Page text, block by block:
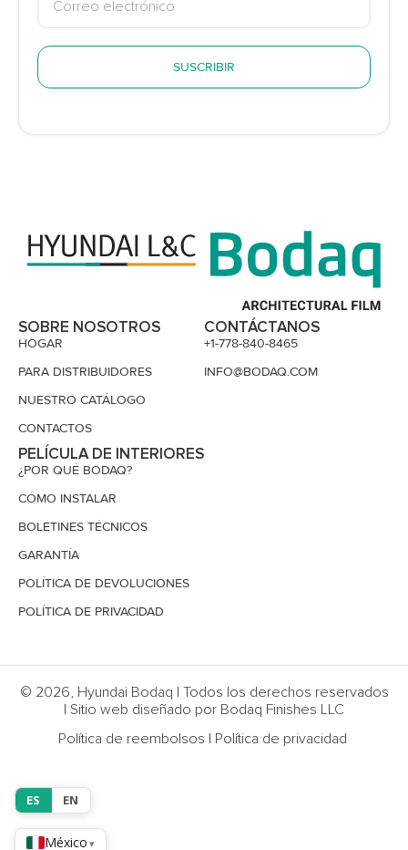
SUSCRIBIR
SOBRE NOSOTROS
HOGAR
PARA DISTRIBUIDORES
NUESTRO CATÁLOGO
CONTACTOS
PELÍCULA DE INTERIORES
¿POR QUÉ BODAQ?
CÓMO INSTALAR
BOLETINES TÉCNICOS
GARANTÍA
POLÍTICA DE DEVOLUCIONES
POLÍTICA DE PRIVACIDAD
CONTÁCTANOS
+1-778-840-8465
INFO@BODAQ.COM
© 2026, Hyundai Bodaq | Todos los derechos reservados
| Sitio web diseñado por Bodaq Finishes LLC
Política de reembolsos | Política de privacidad
ES EN
México ▾